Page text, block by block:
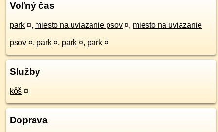
Voľný čas
park ¤, miesto na uviazanie psov ¤, miesto na uviazanie
psov ¤, park ¤, park ¤, park ¤
Služby
kôš ¤
Doprava